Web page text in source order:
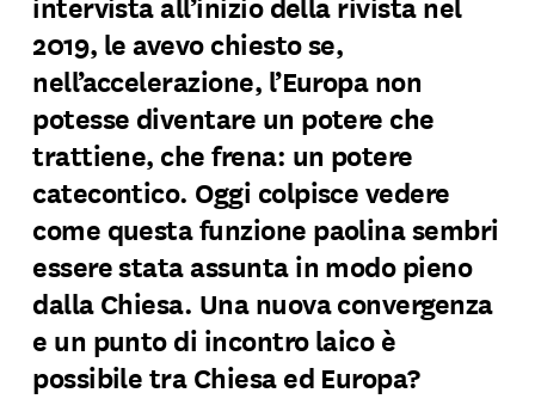
2019, le avevo chiesto se,
nell’accelerazione, l’Europa non
potesse diventare un potere che
trattiene, che frena: un potere
catecontico. Oggi colpisce vedere
come questa funzione paolina sembri
essere stata assunta in modo pieno
dalla Chiesa. Una nuova convergenza
e un punto di incontro laico è
possibile tra Chiesa ed Europa?